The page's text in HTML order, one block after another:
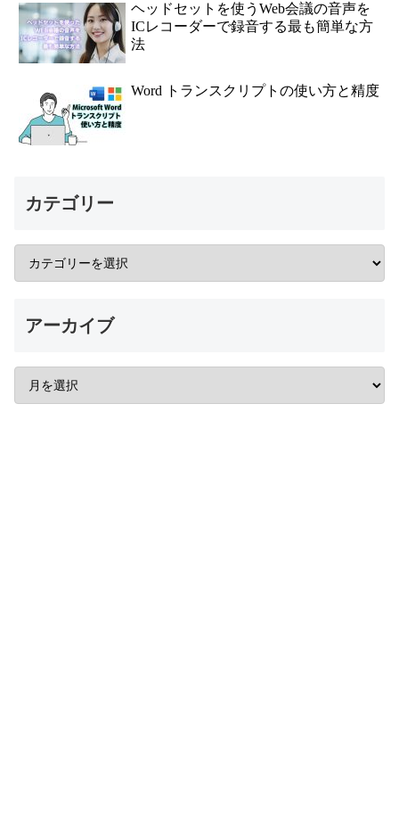
ヘッドセットを使うWeb会議の音声を
ICレコーダーで録音する最も簡単な方
法
Word トランスクリプトの使い方と精度
カテゴリー
アーカイブ